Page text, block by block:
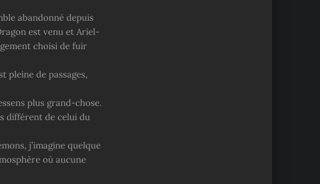
abandonné depuis
est venu et Ariel-
choisi de fuir
pleine de passages,
plus grand-chose.
différent de celui du
j’imagine quelque
où aucune